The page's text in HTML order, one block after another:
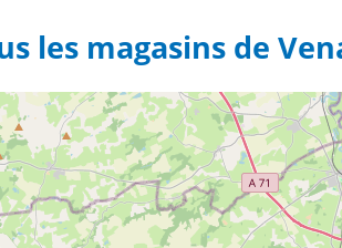
les magasins de